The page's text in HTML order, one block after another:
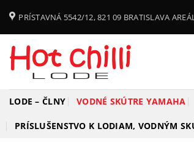
content
PRÍSTAVNÁ 5542/12, 821 09 BRATISLAVA
LODE – ČLNY VODNÉ SKÚTRE YAMAHA
PRÍSLUŠENSTVO K LODIAM, VODNÝM